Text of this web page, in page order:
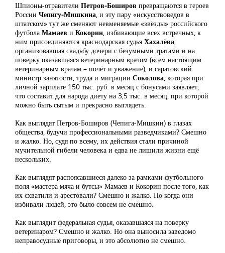
Шпионы-отравители Петров-Боширов превращаются в героев
России Чепигу-Мишкина, и эту пару «искусствоведов в
штатском» тут же сменяют невменяемые «звёзды» российского
футбола Мамаев и Кокорин, избивающие всех встречных, к
ним присоединяются краснодарская судья Хахалёва,
организовавшая свадьбу дочери с безумными тратами и на
поверку оказавшаяся ветеринарным врачом (всем настоящим
ветеринарным врачам – почёт и уважение), и саратовский
министр занятости, труда и миграции Соколова, которая при
личной зарплате 150 тыс. руб. в месяц с бонусами заявляет,
что составит для народа диету на 3,5 тыс. в месяц, при которой
можно быть сытым и прекрасно выглядеть.
Как выглядят Петров-Боширов (Чепига-Мишкин) в глазах
общества, будучи профессиональными разведчиками? Смешно
и жалко. Но, судя по всему, их действия стали причиной
мучительной гибели человека и едва не лишили жизни ещё
нескольких.
Как выглядят распоясавшиеся далеко за рамками футбольного
поля «мастера мяча и бутсы» Мамаев и Кокорин после того, как
их схватили и арестовали? Смешно и жалко. Но когда они
избивали людей, это было совсем не смешно.
Как выглядит федеральная судья, оказавшаяся на поверку
ветеринаром? Смешно и жалко. Но она выносила заведомо
неправосудные приговоры, и это абсолютно не смешно.